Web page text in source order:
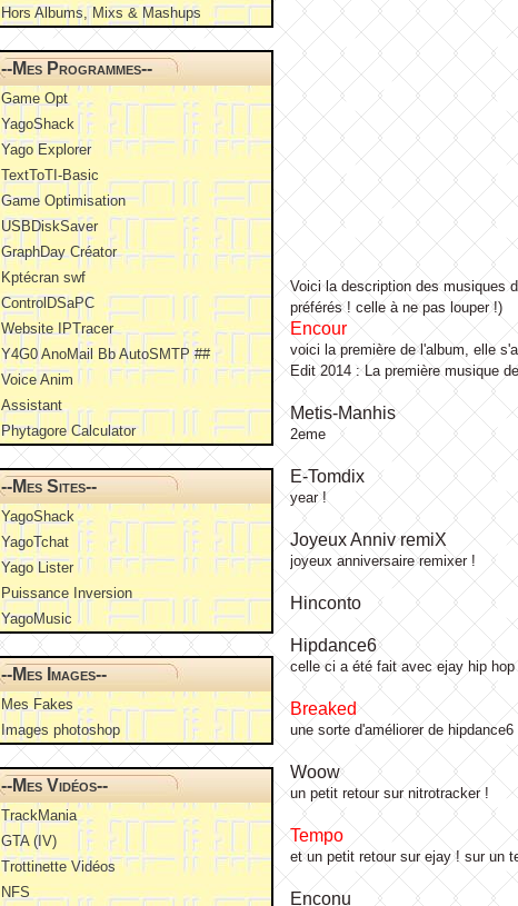
Hors Albums, Mixs & Mashups
--Mes Programmes--
Game Opt
YagoShack
Yago Explorer
TextToTI-Basic
Game Optimisation
USBDiskSaver
GraphDay Créator
Kptécran swf
ControlDSaPC
Website IPTracer
Y4G0 AnoMail Bb AutoSMTP ##
Voice Anim
Assistant
Phytagore Calculator
--Mes Sites--
YagoShack
YagoTchat
Yago Lister
Puissance Inversion
YagoMusic
--Mes Images--
Mes Fakes
Images photoshop
--Mes Vidéos--
TrackMania
GTA (IV)
Trottinette Vidéos
NFS
Voici la description des musiques
préférés ! celle à ne pas louper !)
Encour
voici la première de l'album, elle
Edit 2014 : La première musique
Metis-Manhis
2eme
E-Tomdix
year !
Joyeux Anniv remiX
joyeux anniversaire remixer !
Hinconto
Hipdance6
celle ci a été fait avec ejay hip
Breaked
une sorte d'améliorer de hipdance6
Woow
un petit retour sur nitrotracker !
Tempo
et un petit retour sur ejay ! sur un
Enconu